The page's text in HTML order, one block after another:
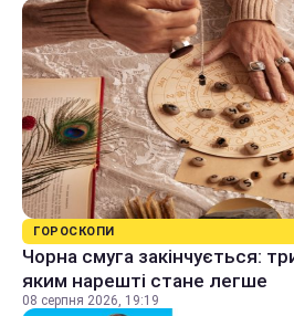
ГОРОСКОПИ
Чорна смуга закінчується:
яким нарешті стане легше
08 серпня 2026, 19:19